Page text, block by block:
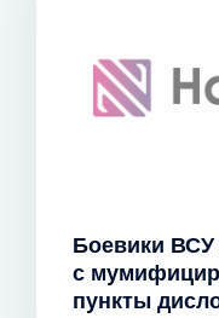
Боевики ВСУ
с
пункты